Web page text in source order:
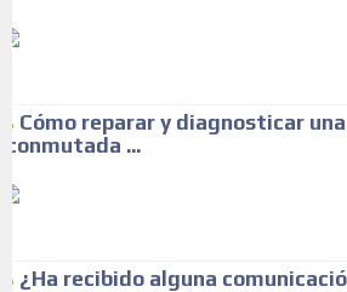
Cómo reparar y diagnosticar
conmutada ...
¿Ha recibido alguna